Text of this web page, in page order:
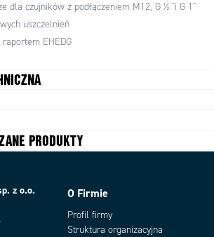
dla czujników z podłączeniem M12, G ½ "i G 1"
uszczelnień
EHEDG
Dla produktów z połączeniem M12,
Przyłącze spawalnicze / przyłącze
mleczarskie / Tri-clamp / Varivent
/ APV-Inline / SMS
Żywność
PRODUKTY
z o.o. O Firmie
Profil firmy
Struktura organizacyjna